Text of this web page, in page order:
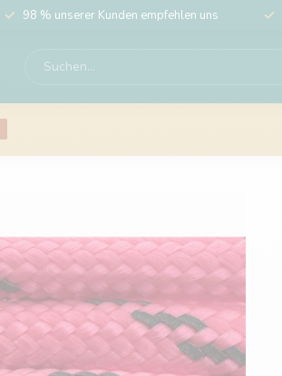
98 % unserer Kunden empfehlen uns